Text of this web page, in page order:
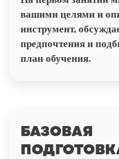
вашими целями и
инструмент,
предпочтения и
план обучения.
БАЗОВАЯ